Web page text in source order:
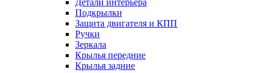
Детали интерьера
Подкрылки
Защита двигателя и КПП
Ручки
Зеркала
Крылья передние
Крылья задние